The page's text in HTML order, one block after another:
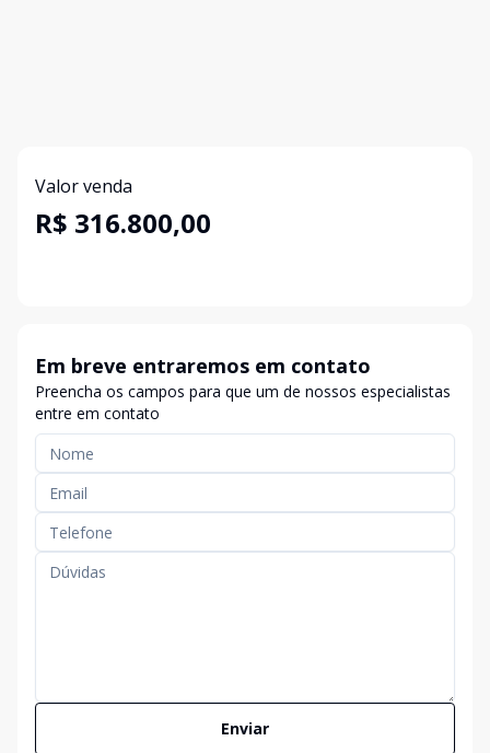
Valor venda
R$ 316.800,00
Em breve entraremos em contato
Preencha os campos para que um de nossos especialistas
entre em contato
Enviar